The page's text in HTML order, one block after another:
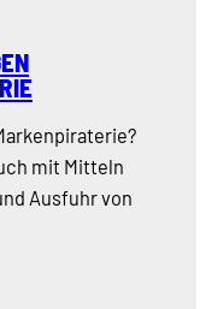
mit Mitteln
Ausfuhr von